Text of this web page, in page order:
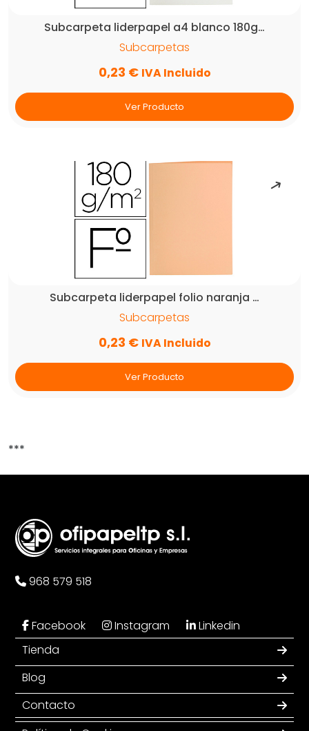
Subcarpeta liderpapel a4 blanco 180g…
Subcarpetas
0,23 € IVA Incluido
Ver Producto
Subcarpeta liderpapel folio naranja …
Subcarpetas
0,23 € IVA Incluido
Ver Producto
***
968 579 518
Facebook Instagram
Linkedin
Tienda
Blog
Contacto